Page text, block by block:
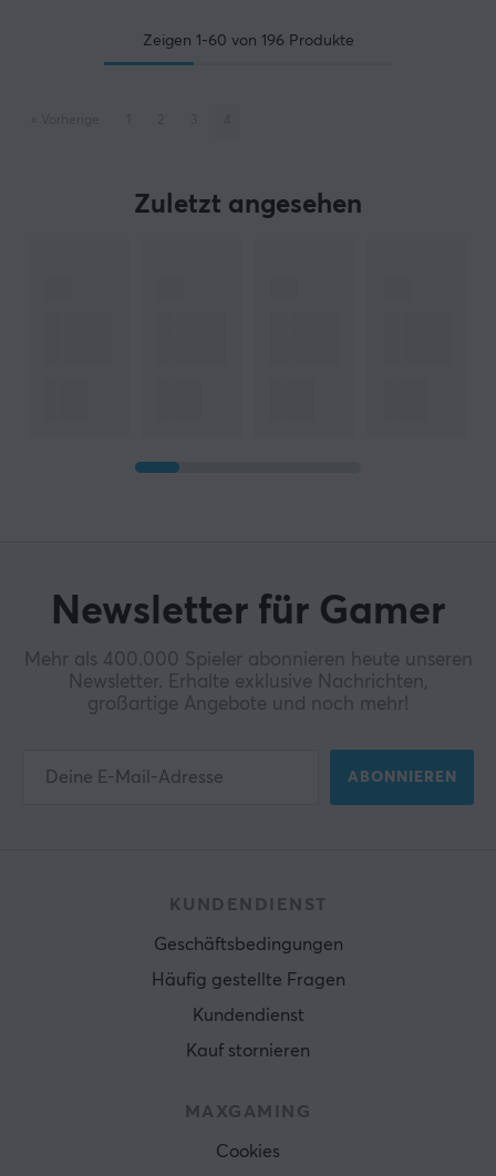
Zeigen 1-60 von 196 Produkte
Zuletzt angesehen
Newsletter für Gamer
Mehr als 400.000 Spieler abonnieren heute unseren
Newsletter. Erhalte exklusive Nachrichten,
großartige Angebote und noch mehr!
ABONNIEREN
KUNDENDIENST
Geschäftsbedingungen
Häufig gestellte Fragen
Kundendienst
Kauf stornieren
MAXGAMING
Cookies